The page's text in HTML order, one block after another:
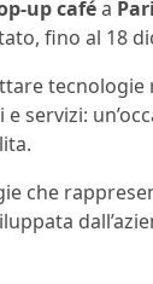
up caféa
fino al 18
servizi:
che